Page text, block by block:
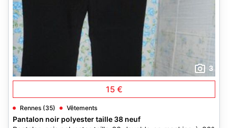
3
15 €
Rennes (35) Vêtements
Pantalon noir polyester taille 38 neuf